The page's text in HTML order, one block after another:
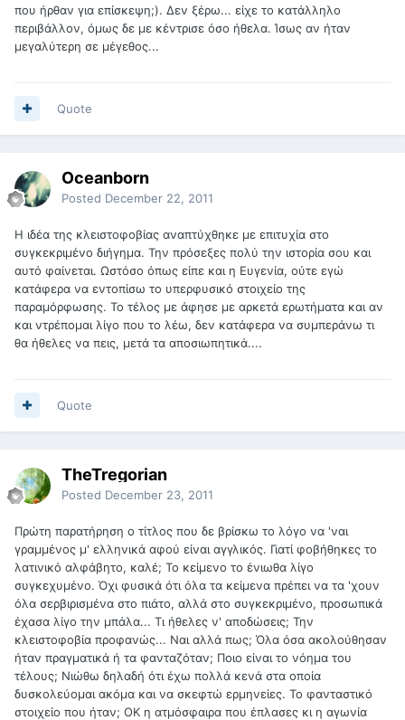
που ήρθαν για επίσκεψη;). Δεν ξέρω... είχε το κατάλληλο
περιβάλλον, όμως δε με κέντρισε όσο ήθελα. Ίσως αν ήταν
μεγαλύτερη σε μέγεθος...
Quote
Oceanborn
Posted December 22, 2011
H ιδέα της κλειστοφοβίας αναπτύχθηκε με επιτυχία στο
συγκεκριμένο διήγημα. Την πρόσεξες πολύ την ιστορία σου και
αυτό φαίνεται. Ωστόσο όπως είπε και η Ευγενία, ούτε εγώ
κατάφερα να εντοπίσω το υπερφυσικό στοιχείο της
παραμόρφωσης. Το τέλος με άφησε με αρκετά ερωτήματα και αν
και ντρέπομαι λίγο που το λέω, δεν κατάφερα να συμπεράνω τι
θα ήθελες να πεις, μετά τα αποσιωπητικά....
Quote
TheTregorian
Posted December 23, 2011
Πρώτη παρατήρηση ο τίτλος που δε βρίσκω το λόγο να 'ναι
γραμμένος μ' ελληνικά αφού είναι αγγλικός. Γιατί φοβήθηκες το
λατινικό αλφάβητο, καλέ; Το κείμενο το ένιωθα λίγο
συγκεχυμένο. Όχι φυσικά ότι όλα τα κείμενα πρέπει να τα 'χουν
όλα σερβιρισμένα στο πιάτο, αλλά στο συγκεκριμένο, προσωπικά
έχασα λίγο την μπάλα... Τι ήθελες ν' αποδώσεις; Την
κλειστοφοβία προφανώς... Ναι αλλά πως; Όλα όσα ακολούθησαν
ήταν πραγματικά ή τα φανταζόταν; Ποιο είναι το νόημα του
τέλους; Νιώθω δηλαδή ότι έχω πολλά κενά στα οποία
δυσκολεύομαι ακόμα και να σκεφτώ ερμηνείες. Το φανταστικό
στοιχείο που ήταν; ΟΚ η ατμόσφαιρα που έπλασες κι η αγωνία